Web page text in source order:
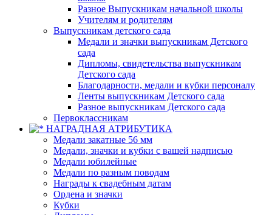
Разное Выпускникам начальной школы
Учителям и родителям
Выпускникам детского сада
Медали и значки выпускникам Детского
сада
Дипломы, свидетельства выпускникам
Детского сада
Благодарности, медали и кубки персоналу
Ленты выпускникам Детского сада
Разное выпускникам Детского сада
Первоклассникам
НАГРАДНАЯ АТРИБУТИКА
Медали закатные 56 мм
Медали, значки и кубки с вашей надписью
Медали юбилейные
Медали по разным поводам
Награды к свадебным датам
Ордена и значки
Кубки